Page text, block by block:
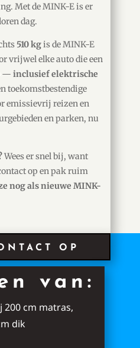
Met de MINK-E is er
dag.
510 kgis de MINK-E
vrijwel elke auto die een
— inclusief elektrische
toekomstbestendige
emissievrij reizen en
en parken, nu
Wees er snel bij, want
op en pak ruim
nog als nieuwe MINK-
OP
van:
200 cm matras,
dik